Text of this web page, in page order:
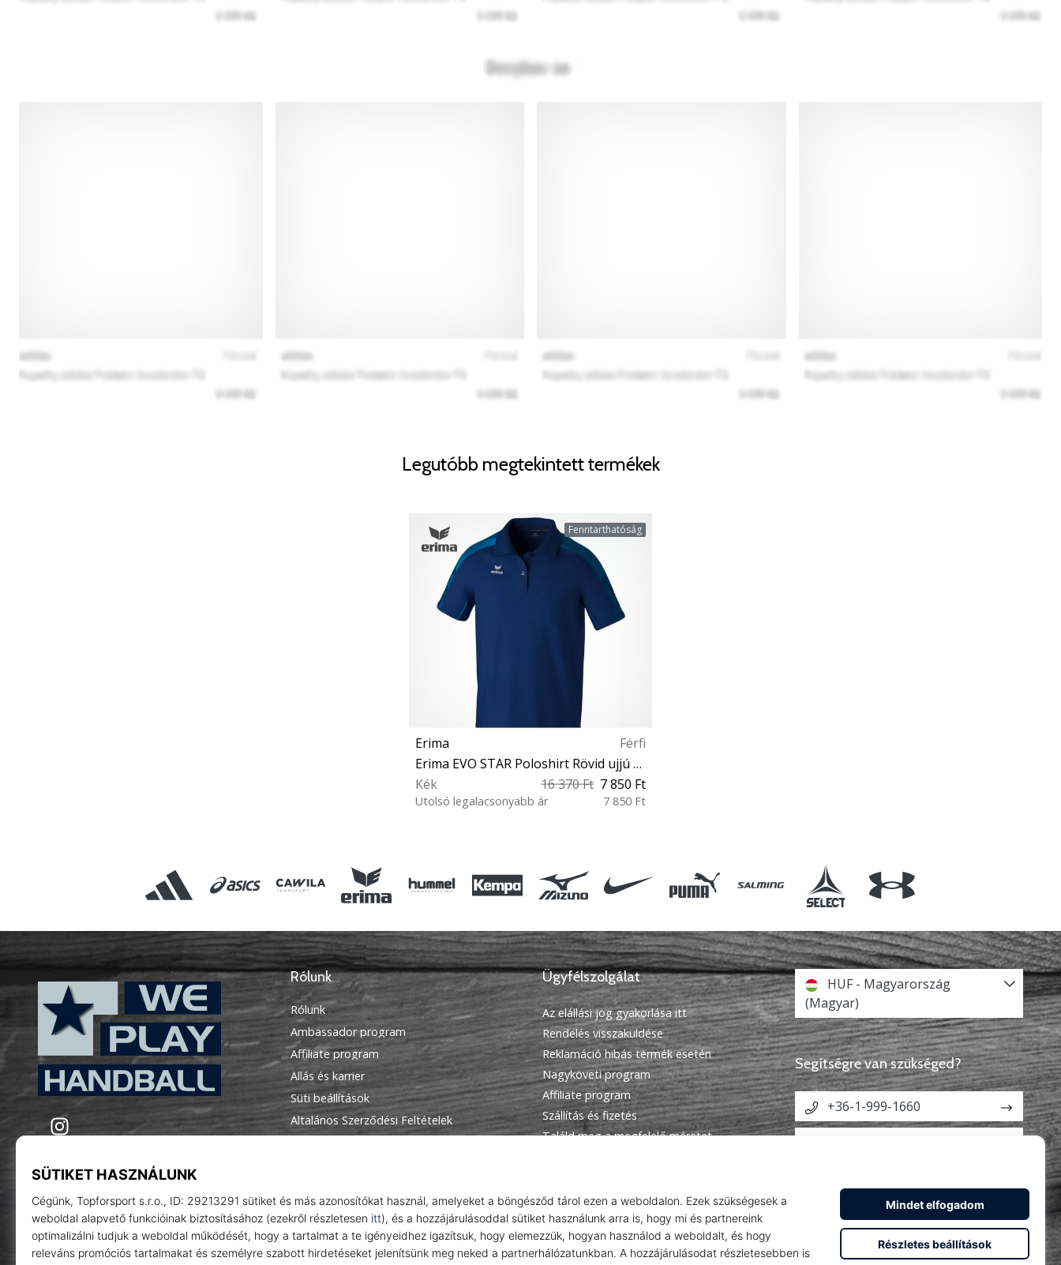
Legutóbb megtekintett termékek
Fenntarthatóság
Erima
Férfi
Erima EVO STAR Poloshirt Rövid ujjú póló
Kék
16 370 Ft 7 850 Ft
Utolsó legalacsonyabb ár 7 850 Ft
WePlayHandball.hu
Instagram
Rólunk
Rólunk
Ambassador program
Affiliate program
Állás és karrier
Süti beállítások
Általános Szerződési Feltételek
Ügyfélszolgálat
Az elállási jog gyakorlása itt
Rendelés visszaküldése
Reklamáció hibás termék esetén
Nagyköveti program
Affiliate program
Szállítás és fizetés
Találd meg a megfelelő méretet
Adatvédelmi nyilatkozat
HUF - Magyarország
(Magyar)
Segítségre van szükséged?
+36-1-999-1660